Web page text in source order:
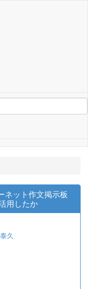
ネット作文掲示板
用したか
久